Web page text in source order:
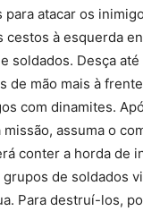
para atacar os
cestos à esquerda
soldados. Desça
de mão mais à
com dinamites.
assuma o
conter a horda de
grupos de soldados
Para destruí-los,